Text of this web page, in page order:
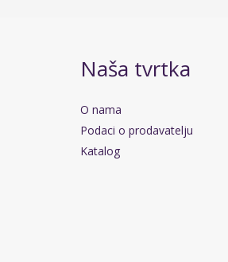
Naša tvrtka
O nama
Podaci o prodavatelju
Katalog